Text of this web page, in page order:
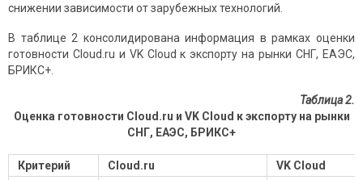
снижении зависимости от зарубежных технологий.
В таблице 2 консолидирована информация в рамках оценки
готовности Cloud.ru и VK Cloud к экспорту на рынки СНГ, ЕАЭС,
БРИКС+.
Таблица 2.
Оценка готовности Cloud.ru и VK Cloud к экспорту на рынки
СНГ, ЕАЭС, БРИКС+
Критерий Cloud.ru
VK Cloud